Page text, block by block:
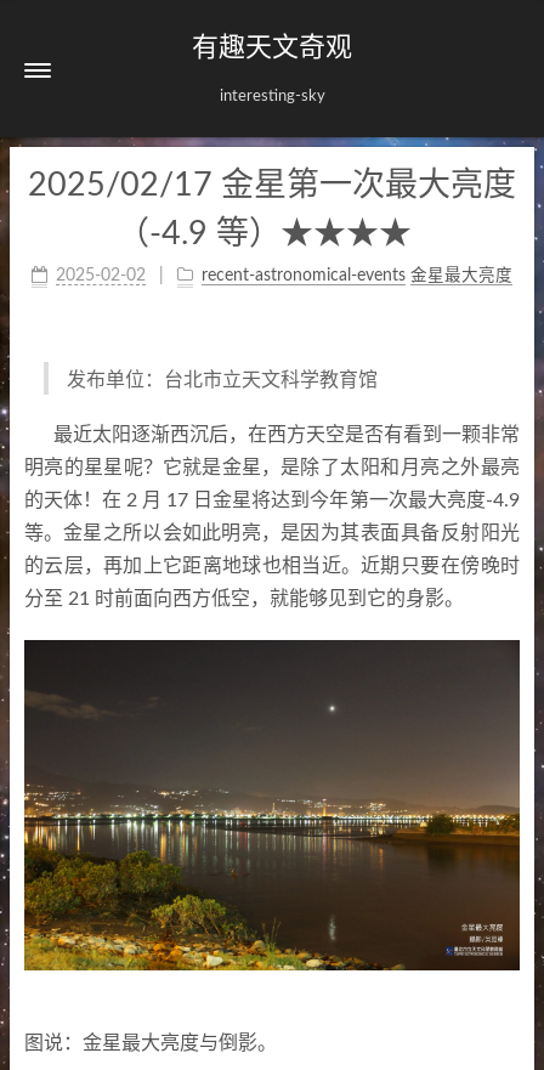
有趣天文奇观
interesting-sky
2025/02/17 金星第一次最大亮度
（-4.9 等） ★★★★
2025-02-02 recent-astronomical-events ，
金星最大亮度
发布单位： 台北市立天文科学教育馆
最近太阳逐渐西沉后， 在西方天空是否有看到一颗非常
明亮的星星呢？ 它就是金星 ， 是除了太阳和月亮之外最亮
的天体！ 在 2 月 17 日金星将达到今年第一次最大亮度-4.9
等。 金星之所以会如此明亮， 是因为其表面具备反射阳光
的云层， 再加上它距离地球也相当近。 近期只要在傍晚时
分至 21 时前面向西方低空， 就能够见到它的身影。
图说： 金星最大亮度与倒影。